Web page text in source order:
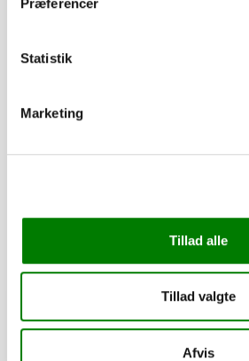
Præferencer
Statistik
Marketing
Tillad alle
Tillad valgte
Afvis
Relaterede varer